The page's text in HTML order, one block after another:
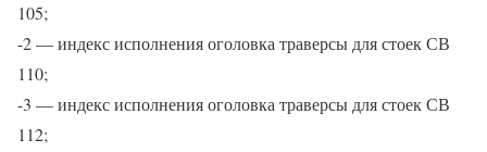
105;
-2 — индекс исполнения оголовка траверсы для стоек СВ
110;
-3 — индекс исполнения оголовка траверсы для стоек СВ
112;